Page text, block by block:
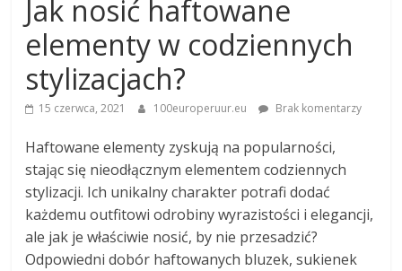
Jak nosić haftowane
elementy w codziennych
stylizacjach?
15 czerwca, 2021 100europeruur.eu Brak komentarzy
Haftowane elementy zyskują na popularności,
stając się nieodłącznym elementem codziennych
stylizacji. Ich unikalny charakter potrafi dodać
każdemu outfitowi odrobiny wyrazistości i elegancji,
ale jak je właściwie nosić, by nie przesadzić?
Odpowiedni dobór haftowanych bluzek, sukienek